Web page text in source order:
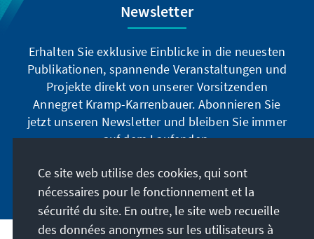
Newsletter
Erhalten Sie exklusive Einblicke in die neuesten
Publikationen, spannende Veranstaltungen und
Projekte direkt von unserer Vorsitzenden
Annegret Kramp-Karrenbauer. Abonnieren Sie
jetzt unseren Newsletter und bleiben Sie immer
auf dem Laufenden.
Jetzt abonnieren
Ce site web utilise des cookies, qui sont
nécessaires pour le fonctionnement et la
sécurité du site. En outre, le site web recueille
des données anonymes sur les utilisateurs à